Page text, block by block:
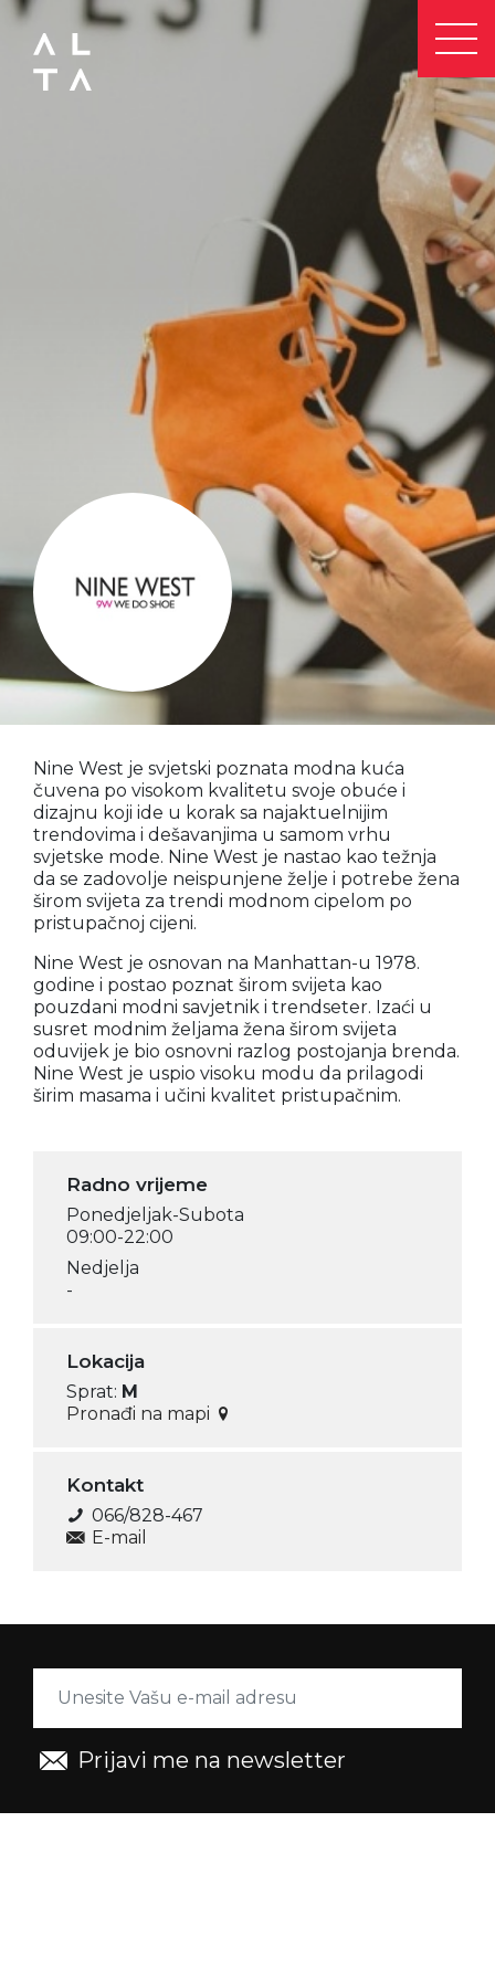
Nine West je svjetski poznata modna kuća
čuvena po visokom kvalitetu svoje obuće i
dizajnu koji ide u korak sa najaktuelnijim
trendovima i dešavanjima u samom vrhu
svjetske mode. Nine West je nastao kao težnja
da se zadovolje neispunjene želje i potrebe žena
širom svijeta za trendi modnom cipelom po
pristupačnoj cijeni.
Nine West je osnovan na Manhattan-u 1978.
godine i postao poznat širom svijeta kao
pouzdani modni savjetnik i trendseter. Izaći u
susret modnim željama žena širom svijeta
oduvijek je bio osnovni razlog postojanja brenda.
Nine West je uspio visoku modu da prilagodi
širim masama i učini kvalitet pristupačnim.
Radno vrijeme
Ponedjeljak-Subota
09:00-22:00
Nedjelja
-
Lokacija
Sprat: M
Pronađi na mapi
Kontakt
066/828-467
E-mail
Prijavi me na newsletter